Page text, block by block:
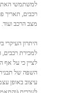
למשתמשי האתר
רכבים, תאריך
מצב הרכב ועוד.
היתרון העיקרי
למכירת רכבים,
לציין כי על אף
השפה של תבנית
עיצוב באופן